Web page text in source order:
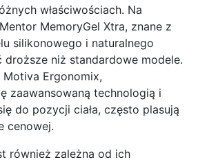
właściwościach. Na
MemoryGel Xtra, znane z
silikonowego i naturalnego
niż standardowe modele.
Ergonomix,
zaawansowaną technologią i
do pozycji ciała, często plasują
cenowej.
również zależna od ich